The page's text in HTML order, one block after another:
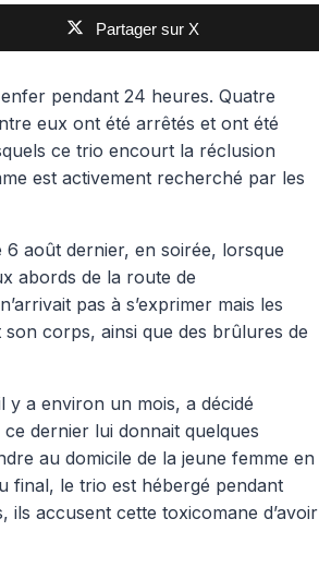
Partager sur X
pendant 24 heures. Quatre
eux ont été arrêtés et ont été
ce trio encourt la réclusion
est activement recherché par les
août dernier, en soirée, lorsque
abords de la route de
pas à s’exprimer mais les
corps, ainsi que des brûlures de
y a environ un mois, a décidé
dernier lui donnait quelques
au domicile de la jeune femme en
final, le trio est hébergé pendant
ils accusent cette toxicomane d’avoir